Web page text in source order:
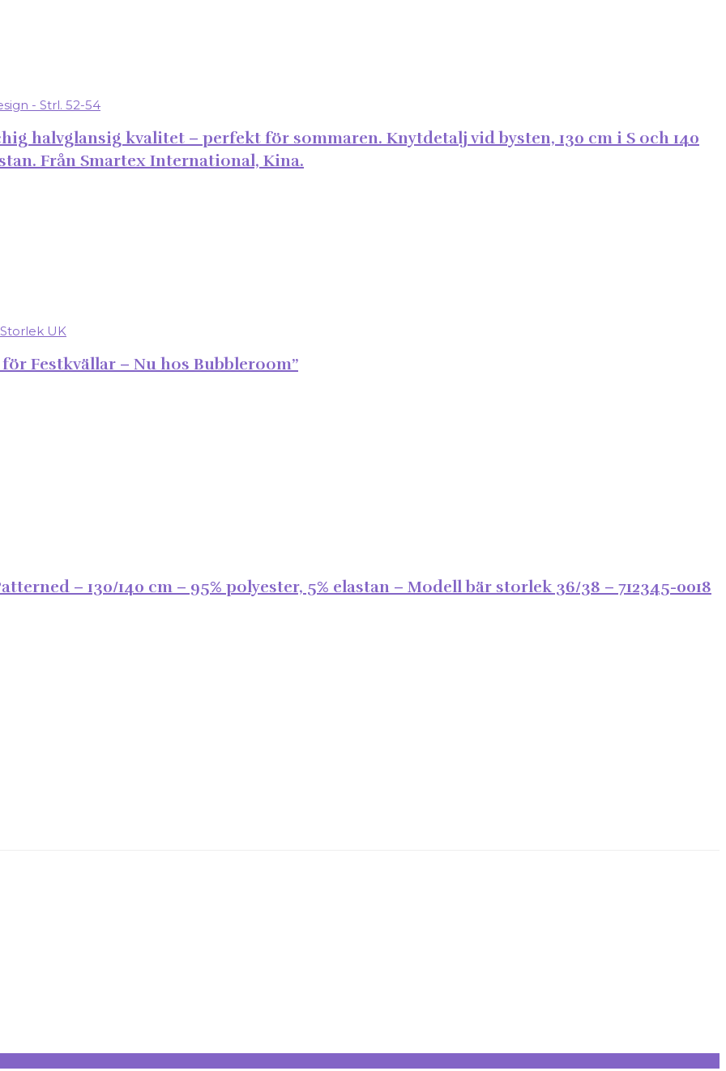
halvglansig kvalitet – perfekt för sommaren. Knytdetalj vid bysten, 130 cm i S och 140
Från Smartex International, Kina.
Festkvällar – Nu hos Bubbleroom”
– 130/140 cm – 95% polyester, 5% elastan – Modell bär storlek 36/38 – 712345-0018